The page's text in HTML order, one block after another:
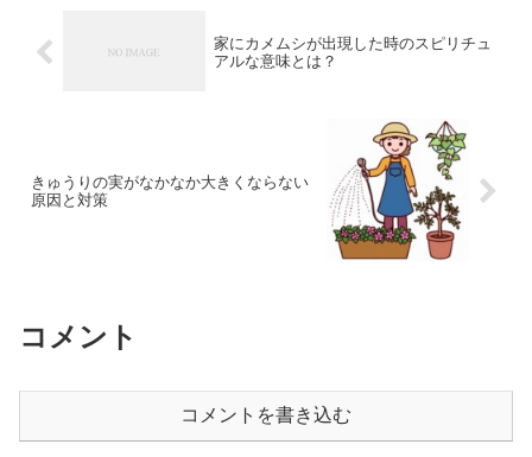
家にカメムシが出現した時のスピリチュ
アルな意味とは？
きゅうりの実がなかなか大きくならない
原因と対策
コメント
コメントを書き込む